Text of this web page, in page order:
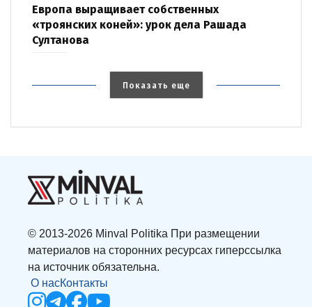
Европа выращивает собственных
«троянских коней»: урок дела Рашада
Султанова
Показать еще
© 2013-2026 Minval Politika При размещении
материалов на сторонних ресурсах гиперссылка
на источник обязательна.
О насКонтакты